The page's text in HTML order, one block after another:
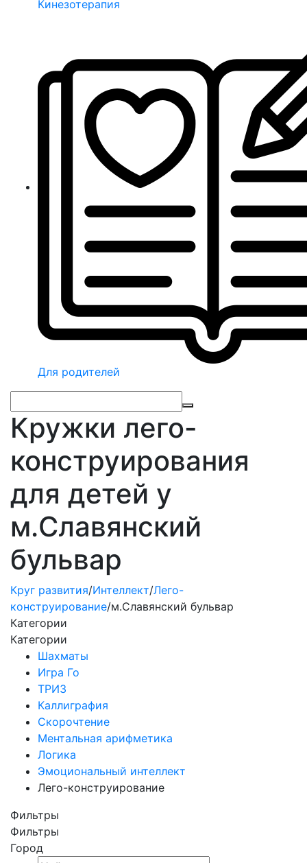
Кинезотерапия
Для родителей
Кружки лего-
конструирования
для детей у
м.Славянский
бульвар
Круг развития/Интеллект/Лего-
конструирование/м.Славянский бульвар
Категории
Категории
Шахматы
Игра Го
ТРИЗ
Каллиграфия
Скорочтение
Ментальная арифметика
Логика
Эмоциональный интеллект
Лего-конструирование
Фильтры
Фильтры
Город